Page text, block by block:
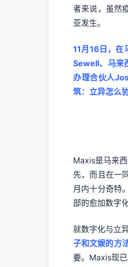
者来说，虽然
亚发生。
11月16日，在
Sewell、马来
办理合伙人
筑：立异怎么
Maxis是马来
先，而且在一
月内十分奇特
部的愈加数字
就数字化与立
子和文娱的方
要。Maxis现